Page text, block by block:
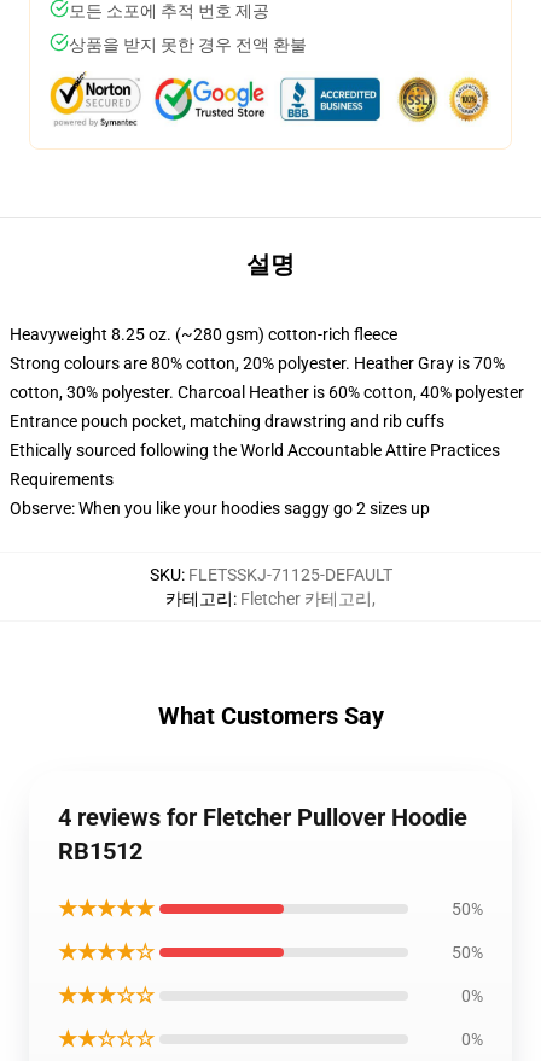
모든 소포에 추적 번호 제공
상품을 받지 못한 경우 전액 환불
설명
Heavyweight 8.25 oz. (~280 gsm) cotton-rich fleece
Strong colours are 80% cotton, 20% polyester. Heather Gray is 70%
cotton, 30% polyester. Charcoal Heather is 60% cotton, 40% polyester
Entrance pouch pocket, matching drawstring and rib cuffs
Ethically sourced following the World Accountable Attire Practices
Requirements
Observe: When you like your hoodies saggy go 2 sizes up
SKU: FLETSSKJ-71125-DEFAULT
카테고리: Fletcher 카테고리,
What Customers Say
4 reviews for Fletcher Pullover Hoodie
RB1512
★★★★★ 50%
★★★★☆ 50%
★★★☆☆ 0%
★★☆☆☆ 0%